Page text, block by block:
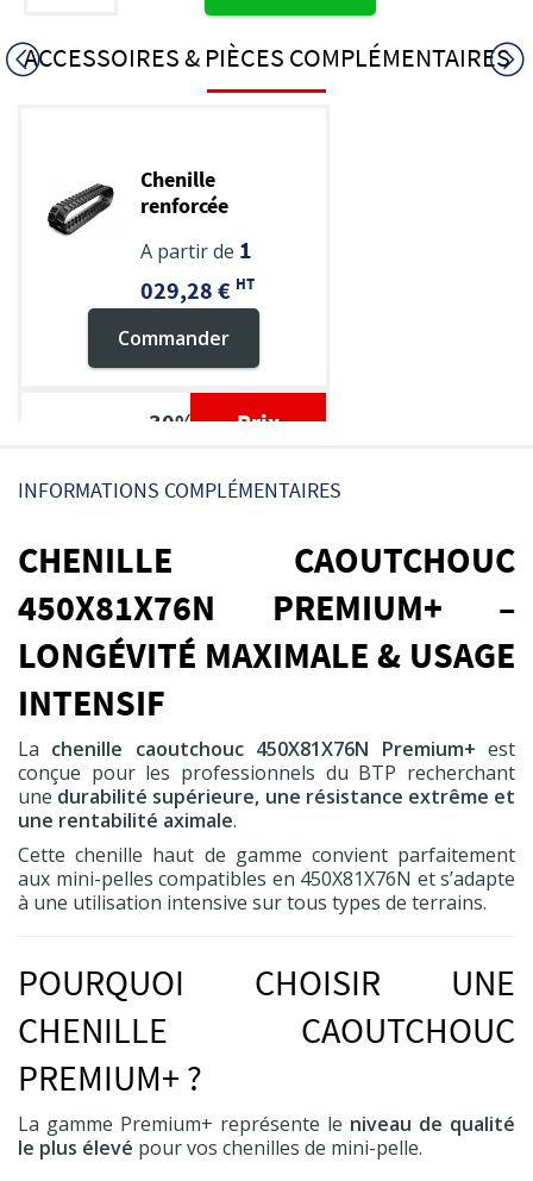
ACCESSOIRES & PIÈCES COMPLÉMENTAIRES
Chenille
renforcée
A partir de 1
029,28 € HT
Commander
usage EP 2
31,33 €
44,76 €
Prix
réduit !
-30%
Commander
Pompe à graisse
600 cc
19,50 €
Commander
INFORMATIONS COMPLÉMENTAIRES
CHENILLE CAOUTCHOUC
450X81X76N PREMIUM+ –
LONGÉVITÉ MAXIMALE & USAGE
INTENSIF
La chenille caoutchouc 450X81X76N Premium+ est
conçue pour les professionnels du BTP recherchant
une durabilité supérieure, une résistance extrême et
une rentabilité aximale.
Cette chenille haut de gamme convient parfaitement
aux mini-pelles compatibles en 450X81X76N et s’adapte
à une utilisation intensive sur tous types de terrains.
POURQUOI CHOISIR UNE
CHENILLE CAOUTCHOUC
PREMIUM+ ?
La gamme Premium+ représente le niveau de qualité
le plus élevé pour vos chenilles de mini-pelle.